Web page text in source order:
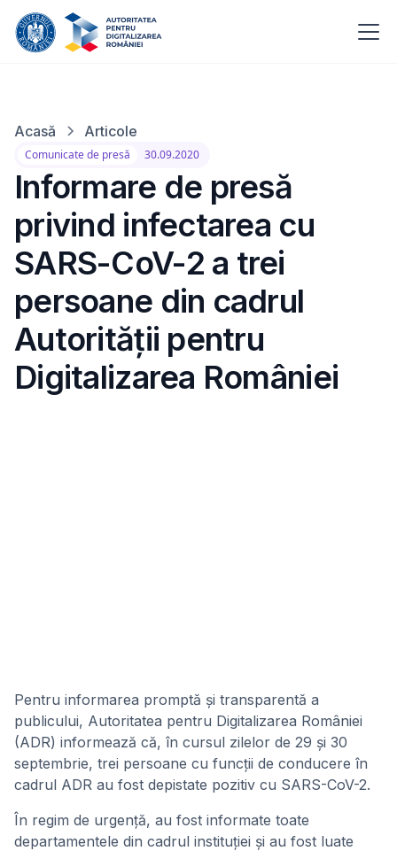
Acasă Articole
Comunicate de presă 30.09.2020
Informare de presă
privind infectarea cu
SARS-CoV-2 a trei
persoane din cadrul
Autorității pentru
Digitalizarea României
Pentru informarea promptă și transparentă a
publicului, Autoritatea pentru Digitalizarea României
(ADR) informează că, în cursul zilelor de 29 și 30
septembrie, trei persoane cu funcții de conducere în
cadrul ADR au fost depistate pozitiv cu SARS-CoV-2.
În regim de urgență, au fost informate toate
departamentele din cadrul instituției și au fost luate